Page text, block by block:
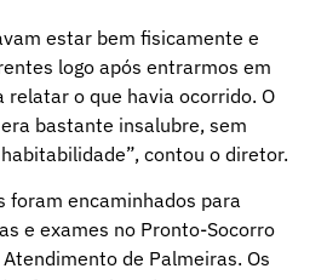
estar bem fisicamente e
logo após entrarmos em
o que havia ocorrido. O
bastante insalubre, sem
contou o diretor.
foram encaminhados para
e exames no Pronto-Socorro
de Palmeiras. Os